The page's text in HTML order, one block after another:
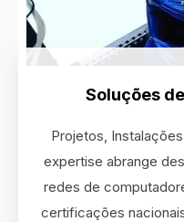
Soluções
Projetos,
expertise abrange
redes de
certificações